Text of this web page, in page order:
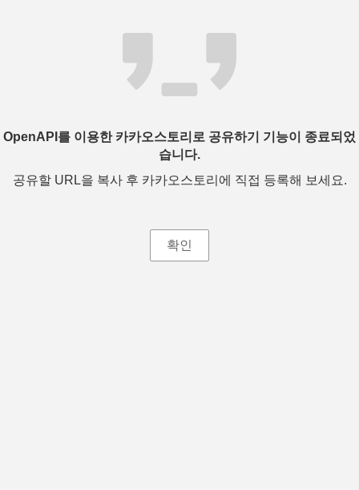
OpenAPI를 이용한 카카오스토리로 공유하기 기능이 종료되었
습니다.
공유할 URL을 복사 후 카카오스토리에 직접 등록해 보세요.
확인